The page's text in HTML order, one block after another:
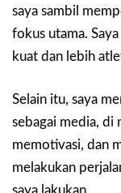
saya sambil
fokus utama.
kuat dan lebih
Selain itu, saya
sebagai media, di
memotivasi, dan
melakukan
saya lakukan.